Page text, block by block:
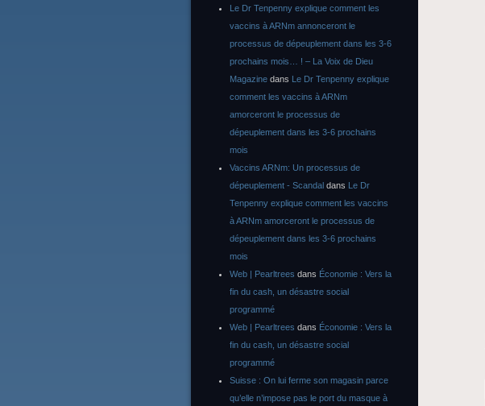
Le Dr Tenpenny explique comment les
vaccins à ARNm annonceront le
processus de dépeuplement dans les 3-6
prochains mois… ! – La Voix de Dieu
Magazine dans Le Dr Tenpenny explique
comment les vaccins à ARNm
amorceront le processus de
dépeuplement dans les 3-6 prochains
mois
Vaccins ARNm: Un processus de
dépeuplement - Scandal dans Le Dr
Tenpenny explique comment les vaccins
à ARNm amorceront le processus de
dépeuplement dans les 3-6 prochains
mois
Web | Pearltrees dans Économie : Vers la
fin du cash, un désastre social
programmé
Web | Pearltrees dans Économie : Vers la
fin du cash, un désastre social
programmé
Suisse : On lui ferme son magasin parce
qu’elle n’impose pas le port du masque à